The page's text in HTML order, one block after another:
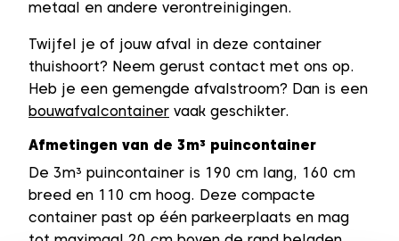
metaal en andere verontreinigingen.
Twijfel je of jouw afval in deze container
thuishoort? Neem gerust contact met ons op.
Heb je een gemengde afvalstroom? Dan is een
bouwafvalcontainer vaak geschikter.
Afmetingen van de 3m³ puincontainer
De 3m³ puincontainer is 190 cm lang, 160 cm
breed en 110 cm hoog. Deze compacte
container past op één parkeerplaats en mag